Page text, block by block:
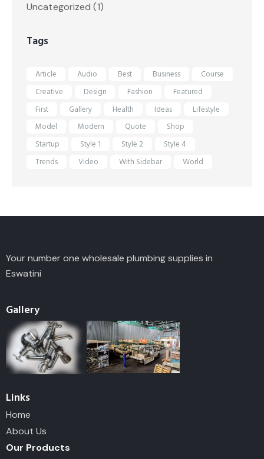
Uncategorized (1)
Tags
Article Audio Best Business
Course
Creative
Design Fashion
Featured
First
Gallery Health Ideas
Lifestyle
Model
Modern Quote
Shop
Startup
Style 1 Style 2
Style 4
Trends
Video With Sidebar World
Your number one wholesale plumbing supplies in
Eswatini
Gallery
Links
Home
About Us
Our Products